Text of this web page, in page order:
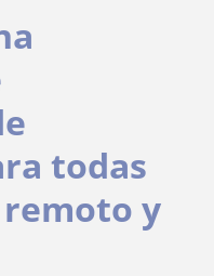
todas
remoto y